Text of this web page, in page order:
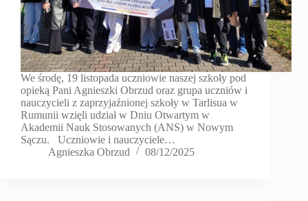
We środę, 19 listopada uczniowie naszej szkoły pod
opieką Pani Agnieszki Obrzud oraz grupa uczniów i
nauczycieli z zaprzyjaźnionej szkoły w Tarlisua w
Rumunii wzięli udział w Dniu Otwartym w
Akademii Nauk Stosowanych (ANS) w Nowym
Sączu. Uczniowie i nauczyciele…
Agnieszka Obrzud
08/12/2025